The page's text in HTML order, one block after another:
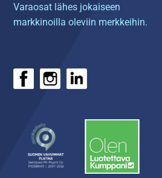
Varaosat lähes jokaiseen
markkinoilla oleviin merkkeihin.